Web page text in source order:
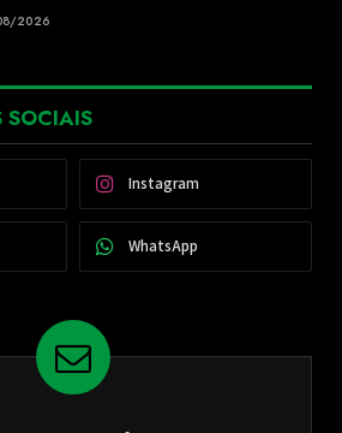
2026
SOCIAIS
Instagram
WhatsApp